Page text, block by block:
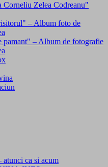
Zelea Codreanu"
– Album foto de
pamant" – Album de fotografie
atunci ca si acum